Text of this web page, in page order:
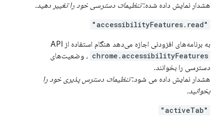
هشدار نمایش داده شده:تنظیمات دسترسی خود را تغییر دهید.
"accessibilityFeatures.read"
به برنامه‌های افزودنی اجازه می‌دهد هنگام استفاده از API
chrome.accessibilityFeatures ، وضعیت‌های
دسترسی را بخوانند.
هشدار نمایش داده می شود:تنظیمات دسترس پذیری خود را
بخوانید.
"activeTab"